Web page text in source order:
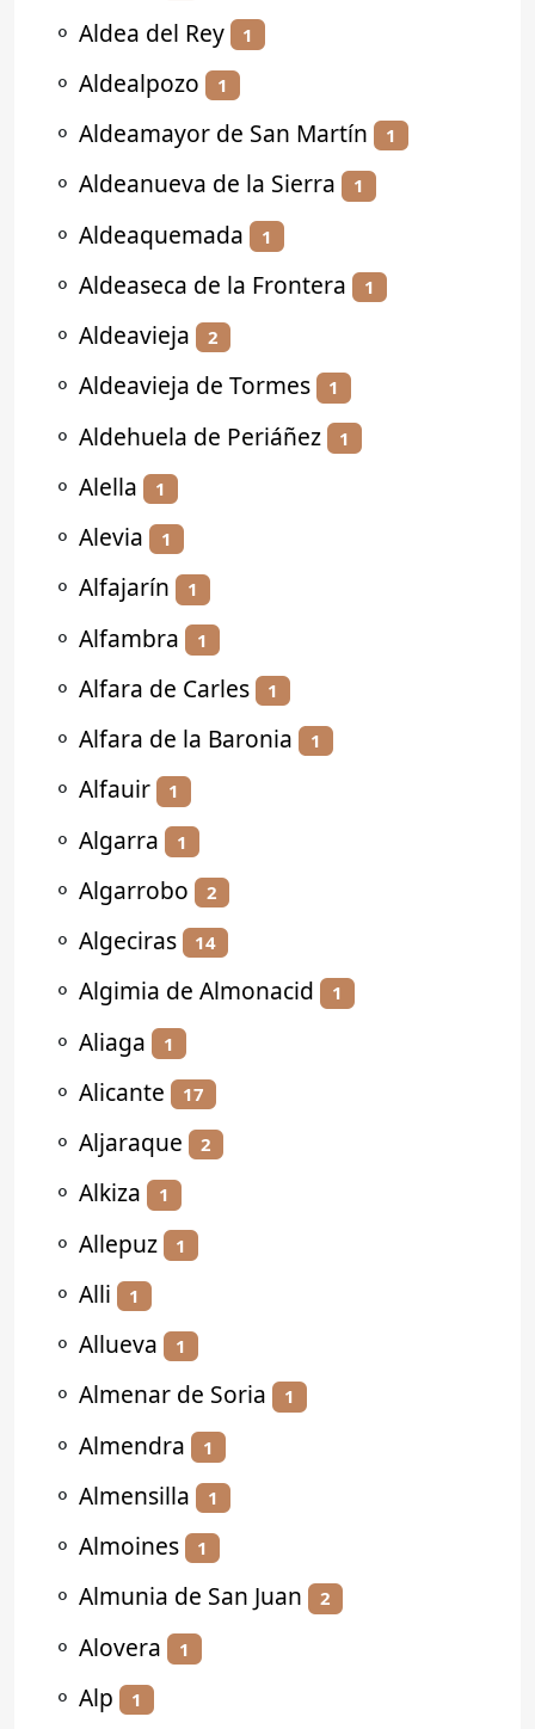
⚬ Aldea del Rey 1
⚬ Aldealpozo 1
⚬ Aldeamayor de San Martín 1
⚬ Aldeanueva de la Sierra 1
⚬ Aldeaquemada 1
⚬ Aldeaseca de la Frontera 1
⚬ Aldeavieja 2
⚬ Aldeavieja de Tormes 1
⚬ Aldehuela de Periáñez 1
⚬ Alella 1
⚬ Alevia 1
⚬ Alfajarín 1
⚬ Alfambra 1
⚬ Alfara de Carles 1
⚬ Alfara de la Baronia 1
⚬ Alfauir 1
⚬ Algarra 1
⚬ Algarrobo 2
⚬ Algeciras 14
⚬ Algimia de Almonacid 1
⚬ Aliaga 1
⚬ Alicante 17
⚬ Aljaraque 2
⚬ Alkiza 1
⚬ Allepuz 1
⚬ Alli 1
⚬ Allueva 1
⚬ Almenar de Soria 1
⚬ Almendra 1
⚬ Almensilla 1
⚬ Almoines 1
⚬ Almunia de San Juan 2
⚬ Alovera 1
⚬ Alp 1